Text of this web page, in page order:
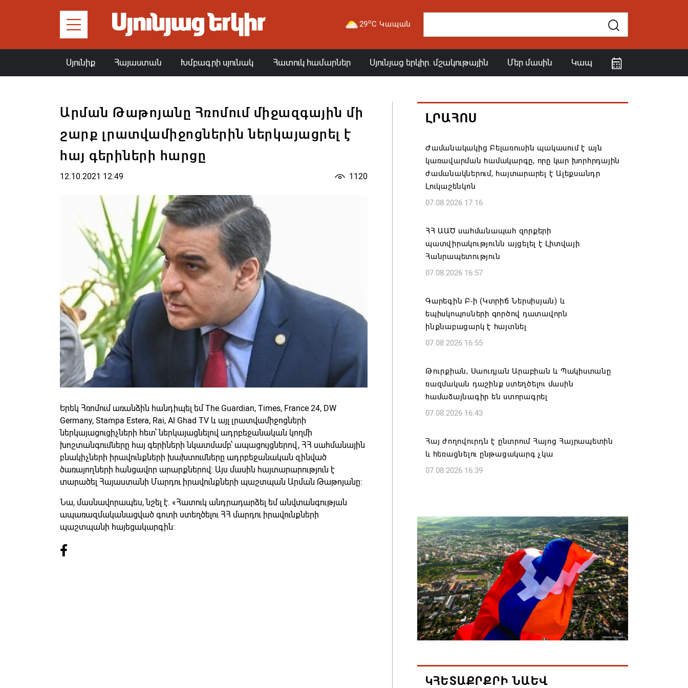
29oC Կապան
Սյունիք Հայաստան Խմբագրի սյունակ Հատուկ համարներ Սյունյաց երկիր. մշակութային Մեր մասին Կապ
Արման Թաթոյանը Հռոմում միջազգային մի
շարք լրատվամիջոցներին ներկայացրել է
հայ գերիների հարցը
12.10.2021 12:49 1120
Երեկ Հռոմում առանձին հանդիպել եմ The Guardian, Times, France 24, DW
Germany, Stampa Estera, Rai, Al Ghad TV և այլ լրատվամիջոցների
ներկայացուցիչների հետ՝ ներկայացնելով ադրբեջանական կողմի
խոշտանգումները հայ գերիների նկատմամբ՝ ապացույցներով, ՀՀ սահմանային
բնակիչների իրավունքների խախտումները ադրբեջանական զինված
ծառայողների հանցավոր արարքներով։ Այս մասին հայտարարություն է
տարածել Հայաստանի Մարդու իրավունքների պաշտպան Արման Թաթոյանը:
Նա, մասնավորապես, նշել է. «Հատուկ անդրադարձել եմ անվտանգության
ապառազմականացված գոտի ստեղծելու ՀՀ մարդու իրավունքների
պաշտպանի հայեցակարգին։
ԼՐԱՀՈՍ
Ժամանակակից Բելառուսին պակասում է այն
կառավարման համակարգը, որը կար խորհրդային
ժամանակներում, հայտարարել է Ալեքսանդր
Լուկաշենկոն
07.08.2026 17:16
ՀՀ ԱԱԾ սահմանապահ զորքերի
պատվիրակությունն այցելել է Լիտվայի
Հանրապետություն
07.08.2026 16:57
Գարեգին Բ-ի (Կտրիճ Ներսիսյան) և
եպիսկոպոսների գործով դատավորն
ինքնաբացարկ է հայտնել
07.08.2026 16:55
Թուրքիան, Սաուդյան Արաբիան և Պակիստանը
ռազմական դաշինք ստեղծելու մասին
համաձայնագիր են ստորագրել
07.08.2026 16:43
Հայ ժողովուրդն է ընտրում Հայոց Հայրապետին
և հեռացնելու ընթացակարգ չկա
07.08.2026 16:39
07.08.2026 16:34
ՀՐԱՎԻՐՈՒՄ ԵՆՔ ՄԻԱՍԻՆ ՆՇԵԼՈՒ ՏԱՇՏՈՒՆ
ԲՆԱԿԱՎԱՅՐԻ ՕՐԸ
07.08.2026 16:21
Կապան համայնքի ղեկավար Գևորգ Փարսյանի
նախաձեռնությամբ ճանապարհաշինական
մեծածավալ աշխատանքներ՝ գյուղական
07.08.2026 16:09
ԿՀԵՏԱՔՐՔՐԻ ՆԱԵՎ